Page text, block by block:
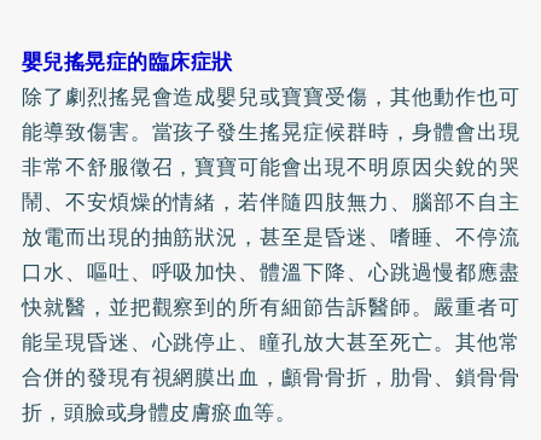
嬰兒搖晃症的臨床症狀
除了劇烈搖晃會造成嬰兒或寶寶受傷，其他動作也可
能導致傷害。當孩子發生搖晃症候群時，身體會出現
非常不舒服徵召，寶寶可能會出現不明原因尖銳的哭
鬧、不安煩燥的情緒，若伴隨四肢無力、腦部不自主
放電而出現的抽筋狀況，甚至是昏迷、嗜睡、不停流
口水、嘔吐、呼吸加快、體溫下降、心跳過慢都應盡
快就醫，並把觀察到的所有細節告訴醫師。嚴重者可
能呈現昏迷、心跳停止、瞳孔放大甚至死亡。其他常
合併的發現有視網膜出血，顱骨骨折，肋骨、鎖骨骨
折，頭臉或身體皮膚瘀血等。